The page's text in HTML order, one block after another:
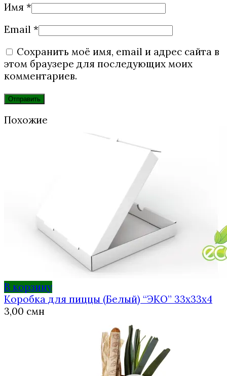
Имя *
Email *
Сохранить моё имя, email и адрес сайта в
этом браузере для последующих моих
комментариев.
Похожие
В корзину
Коробка для пиццы (Белый) “ЭКО” 33х33х4
3,00 смн